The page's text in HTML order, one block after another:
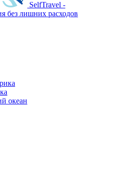
SelfTravel -
без лишних расходов
океан